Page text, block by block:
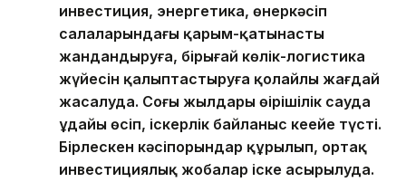
инвестиция, энергетика, өнеркәсіп
салаларындағы қарым-қатынасты
жандандыруға, бірыңғай көлік-логистика
жүйесін қалыптастыруға қолайлы жағдай
жасалуда. Соңғы жылдары өңірішілік сауда
ұдайы өсіп, іскерлік байланыс кеңейе түсті.
Бірлескен кәсіпорындар құрылып, ортақ
инвестициялық жобалар іске асырылуда.